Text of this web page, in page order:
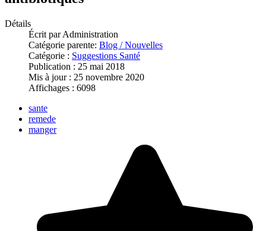
Détails
Écrit parAdministration
Catégorie parente: Blog / Nouvelles
Catégorie : Suggestions Santé
Publication : 25 mai 2018
Mis à jour : 25 novembre 2020
Affichages : 6098
sante
remede
manger